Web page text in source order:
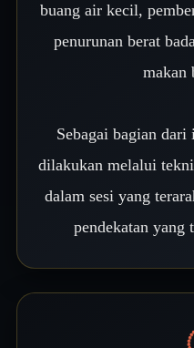
buang air kecil,
penurunan berat
makan
Sebagai bagian
dilakukan melalui
dalam sesi yang
pendekatan yang